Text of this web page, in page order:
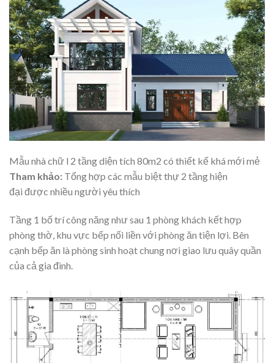
Mẫu nhà chữ l 2 tầng diện tích 80m2 có thiết kế khá mới mẻ
Tham khảo: Tổng hợp các mẫu biệt thự 2 tầng hiện
đại được nhiều người yêu thích
Tầng 1 bố trí công năng như sau 1 phòng khách kết hợp
phòng thờ, khu vực bếp nối liền với phòng ăn tiện lợi. Bên
cạnh bếp ăn là phòng sinh hoạt chung nơi giao lưu quây quần
của cả gia đình.